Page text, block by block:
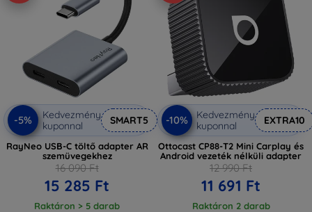
-5%
Kedvezmény
kuponnal
SMART5
RayNeo USB-C töltő adapter AR
szemüvegekhez
16 090 Ft
15 285 Ft
Raktáron > 5 darab
-10%
Kedvezmény
kuponnal
EXTRA10
Ottocast CP88-T2 Mini Carplay és
Android vezeték nélküli adapter
12 990 Ft
11 691 Ft
Raktáron 2 darab